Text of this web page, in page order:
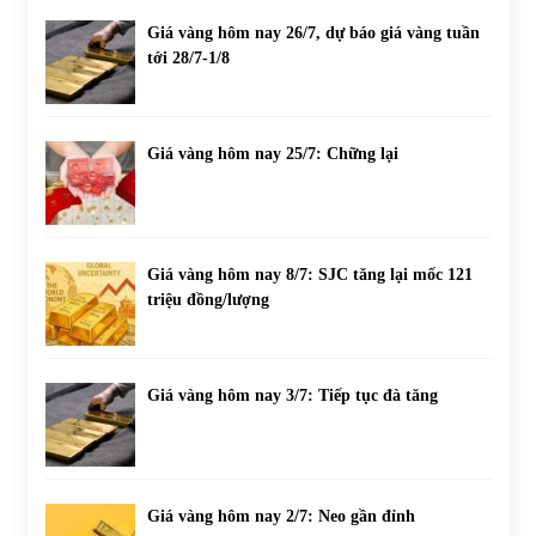
Giá vàng hôm nay 26/7, dự báo giá vàng tuần
tới 28/7-1/8
Giá vàng hôm nay 25/7: Chững lại
Giá vàng hôm nay 8/7: SJC tăng lại mốc 121
triệu đồng/lượng
Giá vàng hôm nay 3/7: Tiếp tục đà tăng
Giá vàng hôm nay 2/7: Neo gần đỉnh